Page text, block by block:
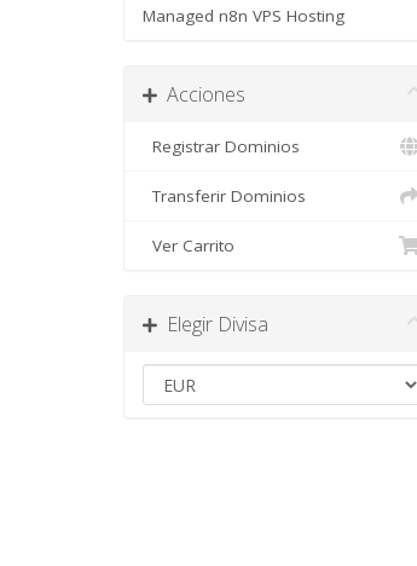
Managed n8n VPS Hosting
Acciones
Registrar Dominios
Transferir Dominios
Ver Carrito
Elegir Divisa